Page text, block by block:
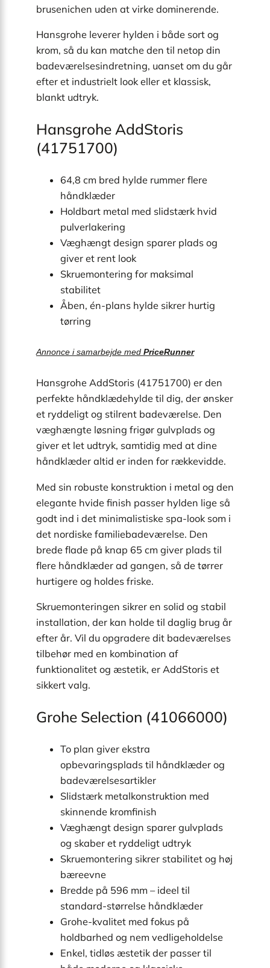
brusenichen uden at virke dominerende.
Hansgrohe leverer hylden i både sort og
krom, så du kan matche den til netop din
badeværelses­indretning, uanset om du går
efter et industrielt look eller et klassisk,
blankt udtryk.
Hansgrohe AddStoris
(41751700)
64,8 cm bred hylde rummer flere
håndklæder
Holdbart metal med slidstærk hvid
pulverlakering
Væghængt design sparer plads og
giver et rent look
Skruemontering for maksimal
stabilitet
Åben, én-plans hylde sikrer hurtig
tørring
Annonce i samarbejde med PriceRunner
Hansgrohe AddStoris (41751700) er den
perfekte håndklædehylde til dig, der ønsker
et ryddeligt og stilrent badeværelse. Den
væghængte løsning frigør gulvplads og
giver et let udtryk, samtidig med at dine
håndklæder altid er inden for rækkevidde.
Med sin robuste konstruktion i metal og den
elegante hvide finish passer hylden lige så
godt ind i det minimalistiske spa-look som i
det nordiske familiebadeværelse. Den
brede flade på knap 65 cm giver plads til
flere håndklæder ad gangen, så de tørrer
hurtigere og holdes friske.
Skruemonteringen sikrer en solid og stabil
installation, der kan holde til daglig brug år
efter år. Vil du opgradere dit badeværelses
tilbehør med en kombination af
funktionalitet og æstetik, er AddStoris et
sikkert valg.
Grohe Selection (41066000)
To plan giver ekstra
opbevaringsplads til håndklæder og
badeværelses­artikler
Slidstærk metal­konstruktion med
skinnende kromfinish
Væghængt design sparer gulvplads
og skaber et ryddeligt udtryk
Skruemontering sikrer stabilitet og høj
bæreevne
Bredde på 596 mm – ideel til
standard-størrelse håndklæder
Grohe-kvalitet med fokus på
holdbarhed og nem vedligeholdelse
Enkel, tidløs æstetik der passer til